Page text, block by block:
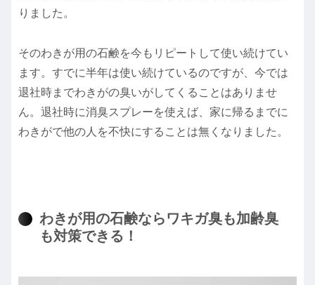
りました。
そのわきが用の石鹸を今もリピートして使い続けてい
ます。すでに半年は使い続けているのですが、今では
退社時までわきがの臭いがしてくることはありませ
ん。退社時に消臭スプレーを使えば、家に帰るまでに
わきがで他の人を不快にすることは無くなりました。
わきが用の石鹸ならワキガ臭も加齢臭
も対策できる！